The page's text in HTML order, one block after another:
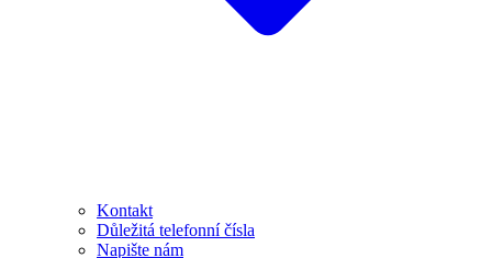
Kontakt
Důležitá telefonní čísla
Napište nám